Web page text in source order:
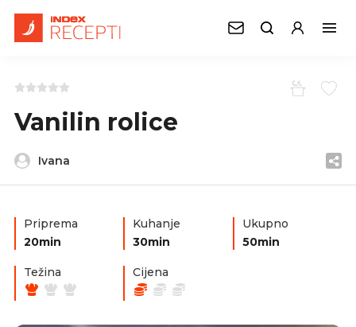
Vanilin rolice
Ivana
Priprema
20min
Kuhanje
30min
Ukupno
50min
Težina Cijena